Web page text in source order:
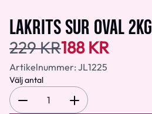
LAKRITS SUR OVAL 2KG
229 KR188 KR
Artikelnummer: JL1225
Välj antal
1